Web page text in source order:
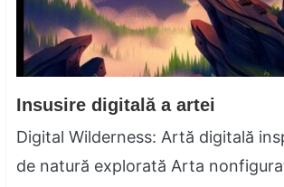
Insusire digitală a artei
Digital Wilderness: Artă digitală
de natură explorată Arta